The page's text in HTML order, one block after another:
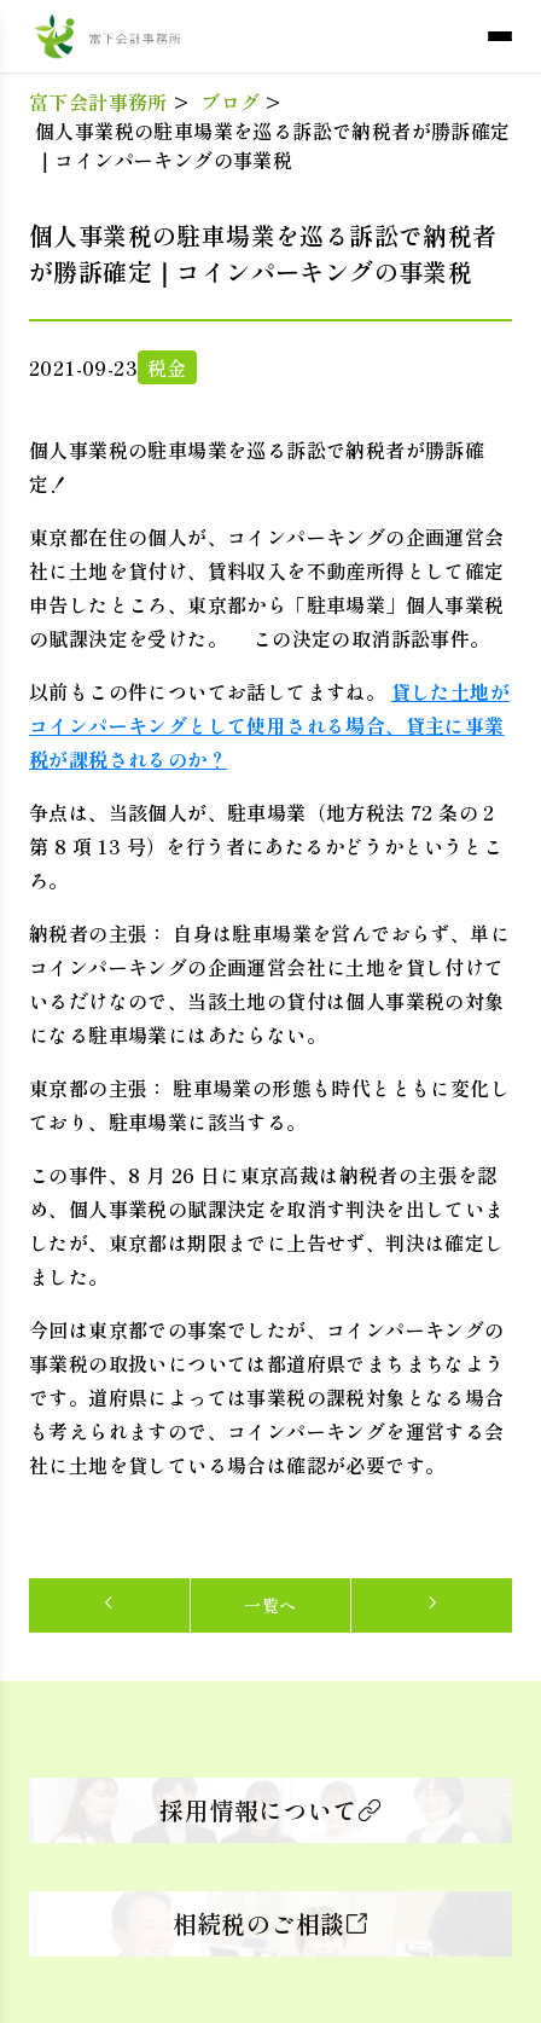
富下会計事務所 > ブログ >
個人事業税の駐車場業を巡る訴訟で納税者が勝訴確定
｜コインパーキングの事業税
個人事業税の駐車場業を巡る訴訟で納税者
が勝訴確定｜コインパーキングの事業税
2021-09-23 税金
個人事業税の駐車場業を巡る訴訟で納税者が勝訴確
定！
東京都在住の個人が、コインパーキングの企画運営会
社に土地を貸付け、賃料収入を不動産所得として確定
申告したところ、東京都から「駐車場業」個人事業税
の賦課決定を受けた。 この決定の取消訴訟事件。
以前もこの件についてお話してますね。 貸した土地が
コインパーキングとして使用される場合、貸主に事業
税が課税されるのか？
争点は、当該個人が、駐車場業（地方税法 72 条の 2
第 8 項 13 号）を行う者にあたるかどうかというとこ
ろ。
納税者の主張： 自身は駐車場業を営んでおらず、単に
コインパーキングの企画運営会社に土地を貸し付けて
いるだけなので、当該土地の貸付は個人事業税の対象
になる駐車場業にはあたらない。
東京都の主張： 駐車場業の形態も時代とともに変化し
ており、駐車場業に該当する。
この事件、8 月 26 日に東京高裁は納税者の主張を認
め、個人事業税の賦課決定を取消す判決を出していま
したが、東京都は期限までに上告せず、判決は確定し
ました。
今回は東京都での事案でしたが、コインパーキングの
事業税の取扱いについては都道府県でまちまちなよう
です。道府県によっては事業税の課税対象となる場合
も考えられますので、コインパーキングを運営する会
社に土地を貸している場合は確認が必要です。
一覧へ
採用情報について
相続税のご相談